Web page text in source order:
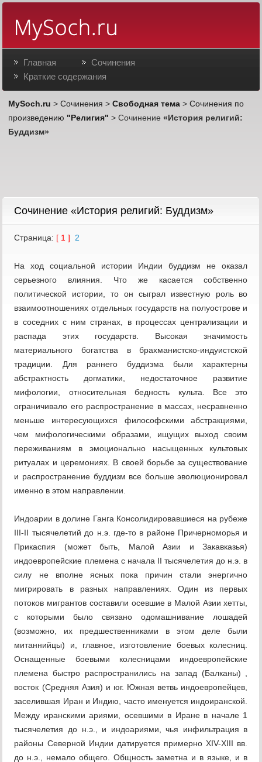
Главная
Сочинения
Краткие содержания
MySoch.ru >Сочинения >Свободная тема >Сочинения по
произведению "Религия" > Сочинение«История религий:
Буддизм»
Cочинение «История религий: Буддизм»
Страница: [ 1 ] 2
На ход социальной истории Индии буддизм не оказал
серьезного влияния. Что же касается собственно
политической истории, то он сыграл известную роль во
взаимоотношениях отдельных государств на полуострове и
в соседних с ним странах, в процессах централизации и
распада этих государств. Высокая значимость
материального богатства в брахманистско-индуистской
традиции. Для раннего буддизма были характерны
абстрактность догматики, недостаточное развитие
мифологии, относительная бедность культа. Все это
ограничивало его распространение в массах, несравненно
меньше интересующихся философскими абстракциями,
чем мифологическими образами, ищущих выход своим
переживаниям в эмоционально насыщенных культовых
ритуалах и церемониях. В своей борьбе за существование
и распространение буддизм все больше эволюционировал
именно в этом направлении.
Индоарии в долине Ганга Консолидировавшиеся на рубеже
III-II тысячелетий до н.э. где-то в районе Причерноморья и
Прикаспия (может быть, Малой Азии и Закавказья)
индоевропейские племена с начала II тысячелетия до н.э. в
силу не вполне ясных пока причин стали энергично
мигрировать в разных направлениях. Один из первых
потоков мигрантов составили осевшие в Малой Азии хетты,
с которыми было связано одомашнивание лошадей
(возможно, их предшественниками в этом деле были
митаннийцы) и, главное, изготовление боевых колесниц.
Оснащенные боевыми колесницами индоевропейские
племена быстро распространились на запад (Балканы) ,
восток (Средняя Азия) и юг. Южная ветвь индоевропейцев,
заселившая Иран и Индию, часто именуется индоиранской.
Между иранскими ариями, осевшими в Иране в начале 1
тысячелетия до н.э., и индоариями, чья инфильтрация в
районы Северной Индии датируется примерно XIV-XIII вв.
до н.э., немало общего. Общность заметна и в языке, и в